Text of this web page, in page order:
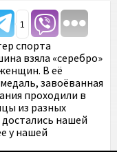
1
спорта
взяла «серебро»
В её
завоёванная
проходили в
из разных
нашей
у нашей